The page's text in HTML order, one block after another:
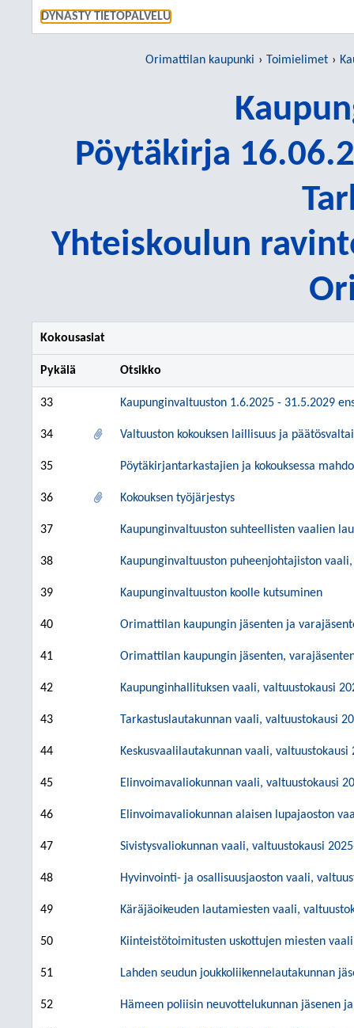
DYNASTY TIETOPALVELU
Orimattilan kaupunki Toimielimet
Pöytäkirja
Yhteiskoulun
Kokousasiat
Pykälä Otsikko
33 Kaupunginvaltuuston 1.6.2025 - 31.5.2029
34 Valtuuston kokouksen laillisuus ja
35 Pöytäkirjantarkastajien ja kokouksessa
36 Kokouksen työjärjestys
37 Kaupunginvaltuuston suhteellisten vaalien
38 Kaupunginvaltuuston puheenjohtajiston
39 Kaupunginvaltuuston koolle kutsuminen
40 Orimattilan kaupungin jäsenten ja
41 Orimattilan kaupungin jäsenten,
42 Kaupunginhallituksen vaali, valtuustokausi
43 Tarkastuslautakunnan vaali, valtuustokausi
44 Keskusvaalilautakunnan vaali, valtuustokausi
45 Elinvoimavaliokunnan vaali, valtuustokausi
46 Elinvoimavaliokunnan alaisen lupajaoston
47 Sivistysvaliokunnan vaali, valtuustokausi
48 Hyvinvointi- ja osallisuusjaoston vaali,
49 Käräjäoikeuden lautamiesten vaali,
50 Kiinteistötoimitusten uskottujen miesten
51 Lahden seudun joukkoliikennelautakunnan
52 Hämeen poliisin neuvottelukunnan jäsenen